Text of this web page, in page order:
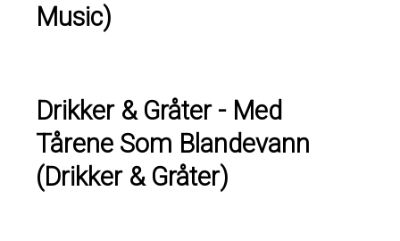
Music)
Drikker & Gråter - Med
Tårene Som Blandevann
(Drikker & Gråter)